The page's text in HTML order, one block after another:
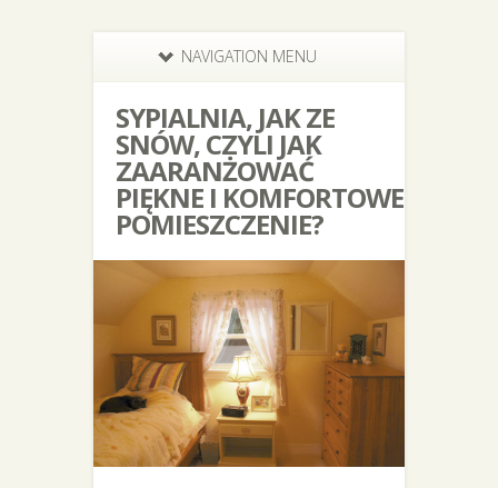
NAVIGATION MENU
SYPIALNIA, JAK ZE
SNÓW, CZYLI JAK
ZAARANŻOWAĆ
PIĘKNE I KOMFORTOWE
POMIESZCZENIE?